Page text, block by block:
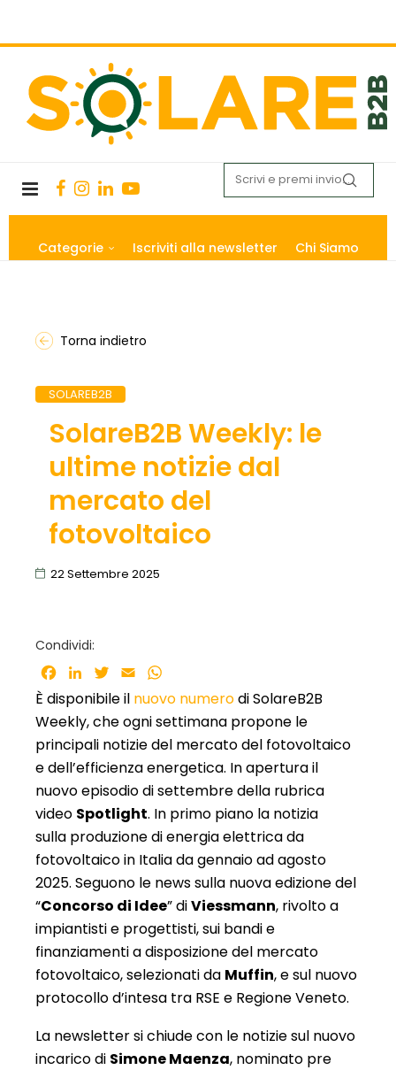
Categorie Iscriviti alla newsletter Chi Siamo
Torna indietro
SOLAREB2B
SolareB2B Weekly: le
ultime notizie dal
mercato del
fotovoltaico
22 Settembre 2025
Condividi:
Facebook
LinkedInTwitter
Email
È disponibile il nuovo numerodi SolareB2B
Weekly, che ogni settimana propone le
principali notizie del mercato del fotovoltaico
e dell’efficienza energetica. In apertura il
nuovo episodio di settembre della rubrica
video Spotlight. In primo piano la notizia
sulla produzione di energia elettrica da
fotovoltaico in Italia da gennaio ad agosto
2025. Seguono le news sulla nuova edizione del
“Concorso di Idee” diViessmann, rivolto a
impiantisti e progettisti, sui bandi e
finanziamenti a disposizione del mercato
fotovoltaico, selezionati da Muffin, e sul nuovo
protocollo d’intesa tra RSE e Regione Veneto.
La newsletter si chiude con le notizie sul nuovo
incarico di Simone Maenza, nominato pre